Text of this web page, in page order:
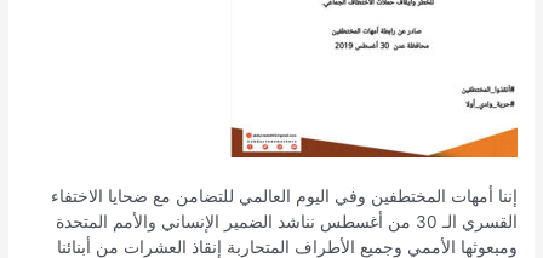
إننا أمهات المختطفين وفي اليوم العالمي للتضامن مع ضحايا الاختفاء
القسري الـ 30 من أغسطس نناشد الضمير الإنساني والأمم المتحدة
ومبعوثها الأممي وجميع الأطراف المتحاربة إنقاذ العشرات من أبنائنا